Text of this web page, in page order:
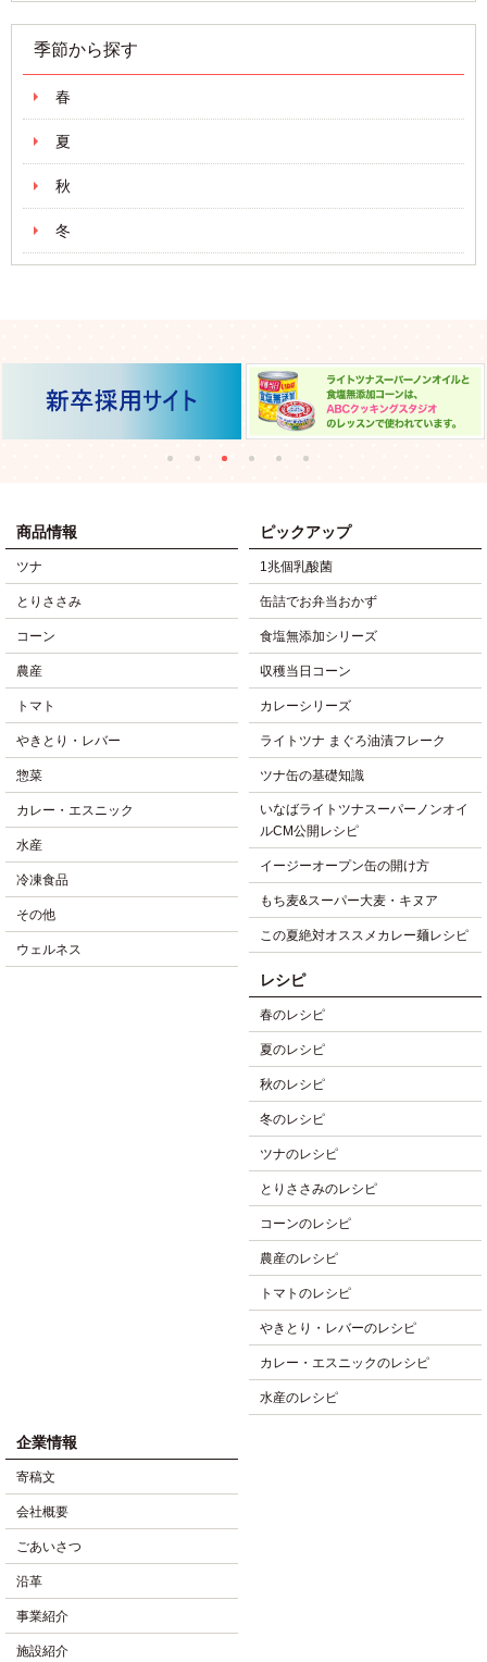
季節から探す
春
夏
秋
冬
商品情報
ツナ
とりささみ
コーン
農産
トマト
やきとり・レバー
惣菜
カレー・エスニック
水産
冷凍食品
その他
ウェルネス
ピックアップ
1兆個乳酸菌
缶詰でお弁当おかず
食塩無添加シリーズ
収穫当日コーン
カレーシリーズ
ライトツナ まぐろ油漬フレーク
ツナ缶の基礎知識
いなばライトツナスーパーノンオイ
ルCM公開レシピ
イージーオープン缶の開け方
もち麦&スーパー大麦・キヌア
この夏絶対オススメカレー麺レシピ
レシピ
春のレシピ
夏のレシピ
秋のレシピ
冬のレシピ
ツナのレシピ
とりささみのレシピ
コーンのレシピ
農産のレシピ
トマトのレシピ
やきとり・レバーのレシピ
カレー・エスニックのレシピ
水産のレシピ
企業情報
寄稿文
会社概要
ごあいさつ
沿革
事業紹介
施設紹介